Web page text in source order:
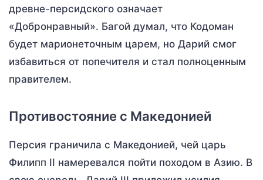
древне-персидского означает
«Добронравный». Багой думал, что Кодоман
будет марионеточным царем, но Дарий смог
избавиться от попечителя и стал полноценным
правителем.
Противостояние с Македонией
Персия граничила с Македонией, чей царь
Филипп II намеревался пойти походом в Азию. В